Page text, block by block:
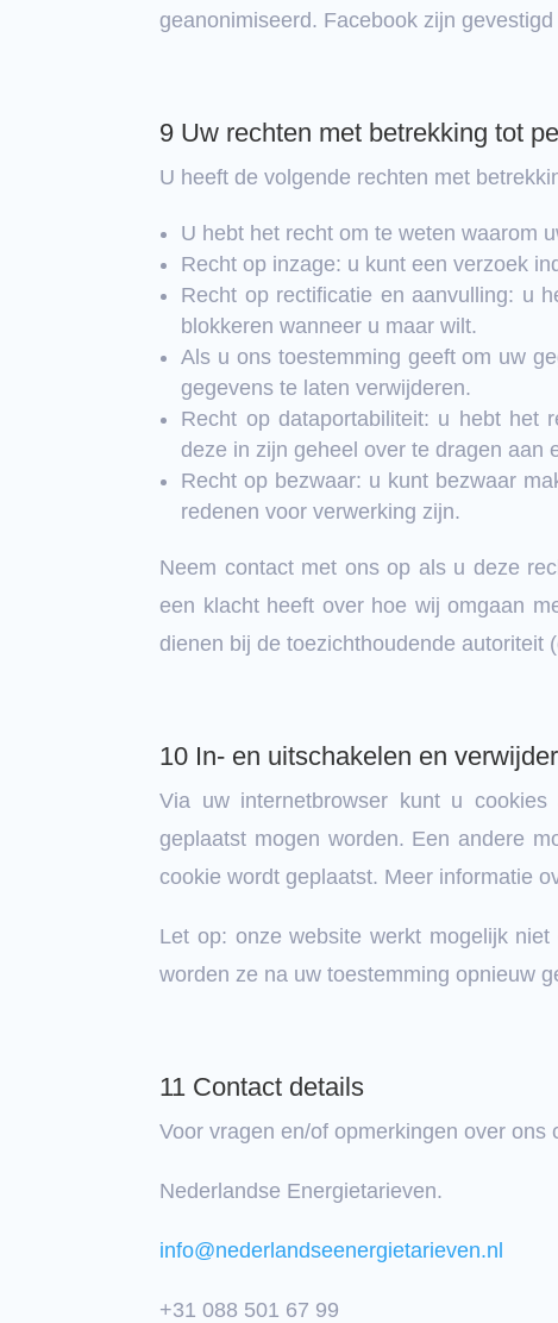
geanonimiseerd. Facebook zijn
9 Uw rechten met betrekking tot
U heeft de volgende rechten met
U hebt het recht om te weten waarom
Recht op inzage: u kunt een verzoek
Recht op rectificatie en aanvulling: u
blokkeren wanneer u maar wilt.
Als u ons toestemming geeft om uw
gegevens te laten verwijderen.
Recht op dataportabiliteit: u hebt het
deze in zijn geheel over te dragen aan
Recht op bezwaar: u kunt bezwaar
redenen voor verwerking zijn.
Neem contact met ons op als u deze
een klacht heeft over hoe wij omgaan
dienen bij de toezichthoudende autoriteit
10 In- en uitschakelen en
Via uw internetbrowser kunt u
geplaatst mogen worden. Een andere
cookie wordt geplaatst. Meer informatie
Let op: onze website werkt mogelijk
worden ze na uw toestemming opnieuw
11 Contact details
Voor vragen en/of opmerkingen over
Nederlandse Energietarieven.
info@nederlandseenergietarieven.nl
+31 088 501 67 99